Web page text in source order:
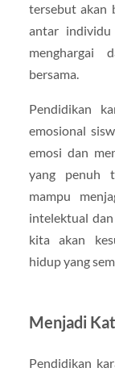
tersebut akan
antar individu
menghargai
bersama.
Pendidikan
emosional
emosi dan
yang penuh
mampu
intelektual
kita akan
hidup yang
Menjadi
Pendidikan